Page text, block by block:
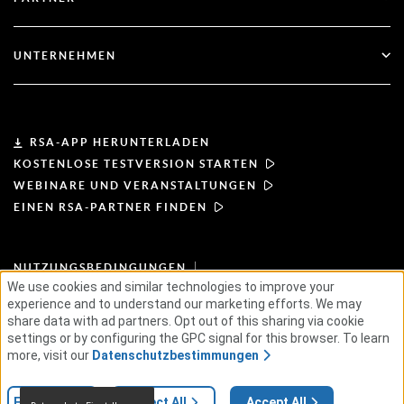
Dokumentation
Kundenbetreuung
Partner werden
UNTERNEHMEN
Leiterschaft
Nachrichten & Presse
Karriere
RSA-APP HERUNTERLADEN
KOSTENLOSE TESTVERSION STARTEN
WEBINARE UND VERANSTALTUNGEN
EINEN RSA-PARTNER FINDEN
NUTZUNGSBEDINGUNGEN
DATENSCHUTZBESTIMMUNGEN
STANDARD-VEREINBARUNGEN
GRUNDSÄTZE FÜR LIEFERANTEN
ETHISCHE LIEFERKETTE
ESG
vorbehalten.
We use cookies and similar technologies to improve your
experience and to understand our marketing efforts. We may
share data with ad partners. Opt out of this sharing via cookie
settings or by configuring the GPC signal for this browser. To learn
more, visit our Datenschutzbestimmungen